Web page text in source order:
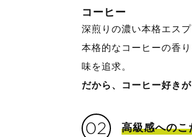
コーヒー
深煎りの濃い本格エス
本格的なコーヒーの香
味を追求。
だから、コーヒー好き
02 高級感へのこ